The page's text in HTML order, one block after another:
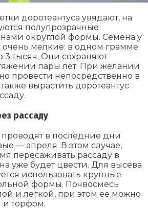
доротеантуса увядают, на
полупрозрачные
округлой формы. Семена у
очень мелкие: в одном грамме
3 тысяч. Они сохраняют
пары лет. При желании
провести непосредственно в
вырастить доротеантус
рассаду
в последние дни
― апреля. В этом случае,
пересаживать рассаду в
уже будет цвести. Для высева
использовать крупные
формы. Почвосмесь
и легкой, при этом ее можно
и торфом.